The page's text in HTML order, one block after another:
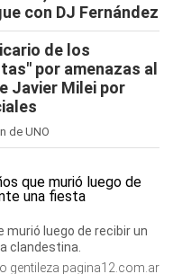
con DJ Fernández
de los
por amenazas al
Javier Milei por
de UNO
murió luego de recibir un
clandestina.
gentileza pagina12.com.ar